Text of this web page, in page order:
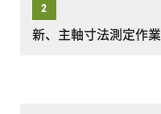
新、主軸寸法測定作業